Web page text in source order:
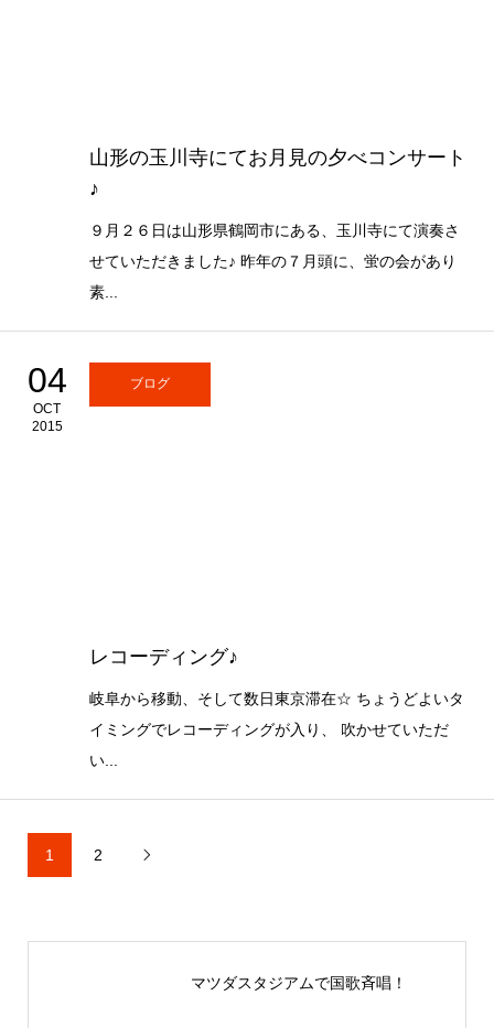
山形の玉川寺にてお月見の夕べコンサート
♪
９月２６日は山形県鶴岡市にある、玉川寺にて演奏さ
せていただきました♪ 昨年の７月頭に、蛍の会があり
素...
04
OCT
2015
ブログ
レコーディング♪
岐阜から移動、そして数日東京滞在☆ ちょうどよいタ
イミングでレコーディングが入り、 吹かせていただ
い...
1 2 
マツダスタジアムで国歌斉唱！